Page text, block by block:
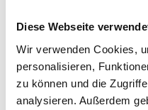
Diese Webseite
Wir verwenden Cookies,
personalisieren,
zu können und die
analysieren. Außerdem